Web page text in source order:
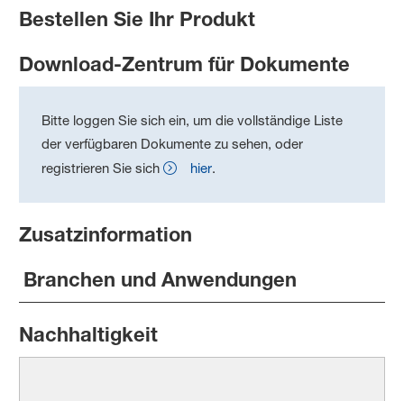
Bestellen Sie Ihr Produkt
Download-Zentrum für Dokumente
Bitte loggen Sie sich ein, um die vollständige Liste
der verfügbaren Dokumente zu sehen, oder
registrieren Sie sich
hier.
Zusatzinformation
Branchen und Anwendungen
Nachhaltigkeit